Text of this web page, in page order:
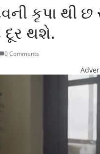
કૃપા થી
થશે.
0 Comments